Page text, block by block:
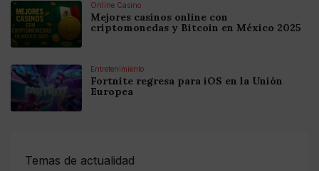
Online Casino
Mejores casinos online con
criptomonedas y Bitcoin en México 2025
Entretenimiento
Fortnite regresa para iOS en la Unión
Europea
Temas de actualidad